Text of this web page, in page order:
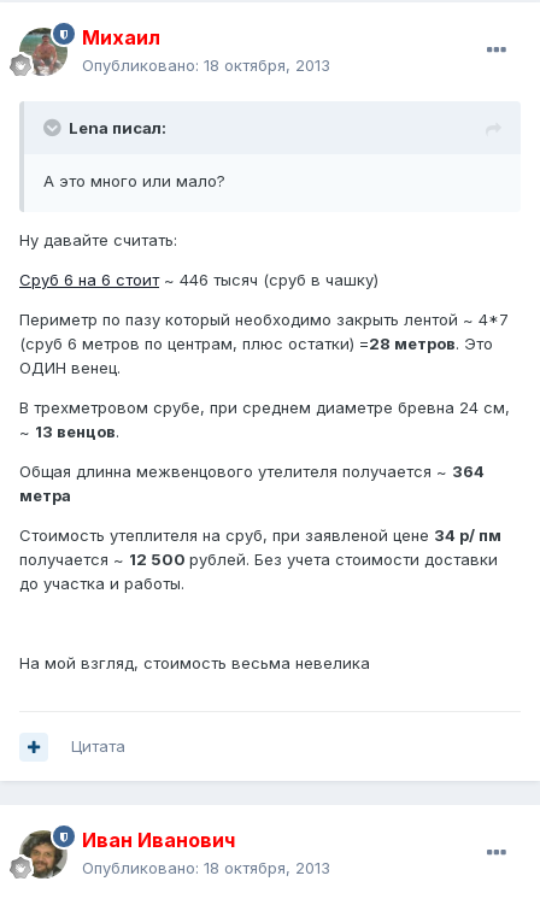
Михаил
Опубликовано: 18 октября, 2013
Lena писал:
А это много или мало?
Ну давайте считать:
Сруб 6 на 6 стоит~ 446 тысяч (сруб в чашку)
Периметр по пазу который необходимо закрыть лентой ~ 4*7
(сруб 6 метров по центрам, плюс остатки) =28 метров. Это
ОДИН венец.
В трехметровом срубе, при среднем диаметре бревна 24 см,
~ 13 венцов.
Общая длинна межвенцового утелителя получается ~ 364
метра
Стоимость утеплителя на сруб, при заявленой цене 34 р/ пм
получается ~ 12 500 рублей. Без учета стоимости доставки
до участка и работы.
На мой взгляд, стоимость весьма невелика
Цитата
Иван Иванович
Опубликовано: 18 октября, 2013